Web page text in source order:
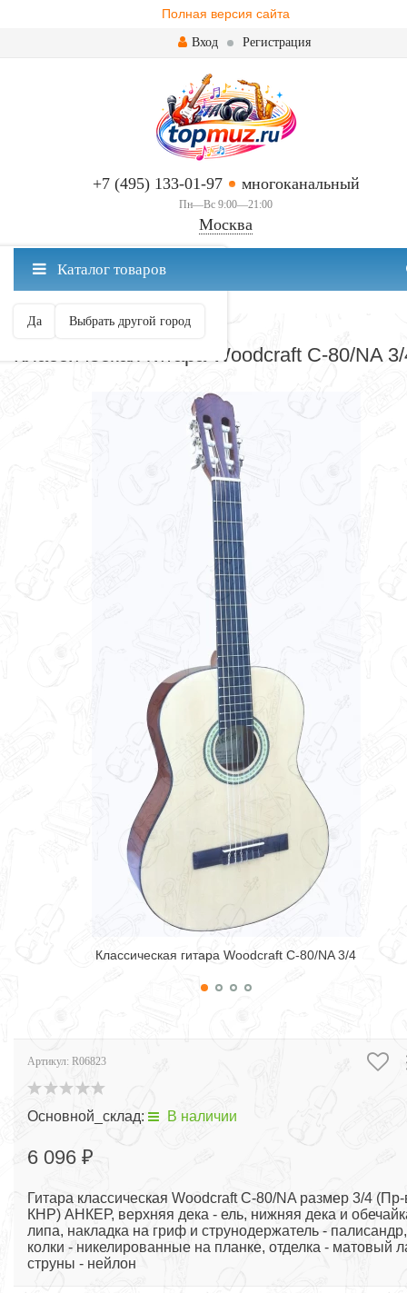
Полная версия сайта
Вход Регистрация
+7 (495) 133-01-97 многоканальный
Пн—Вс 9:00—21:00
Москва
Москва ваш город?
Да Выбрать другой город
Каталог товаров
КЛАССИЧЕСКИЕ
Классическая гитара Woodcraft C-80/NA
Классическая гитара Woodcraft C-80/NA 3/4
Артикул: R06823
Основной_склад: В наличии
6 096 ₽
Гитара классическая Woodcraft C-80/NA размер 3/4
КНР) АНКЕР, верхняя дека - ель, нижняя дека и
липа, накладка на гриф и струнодержатель - палисандр,
колки - никелированные на планке, отделка - матовый
струны - нейлон